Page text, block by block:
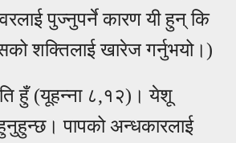
पुज्नुपर्ने कारण यी हुन् कि
शक्तिलाई खारेज गर्नुभयो।)
हुँ (यूहन्ना ८,१२)। येशू
पापको अन्धकारलाई